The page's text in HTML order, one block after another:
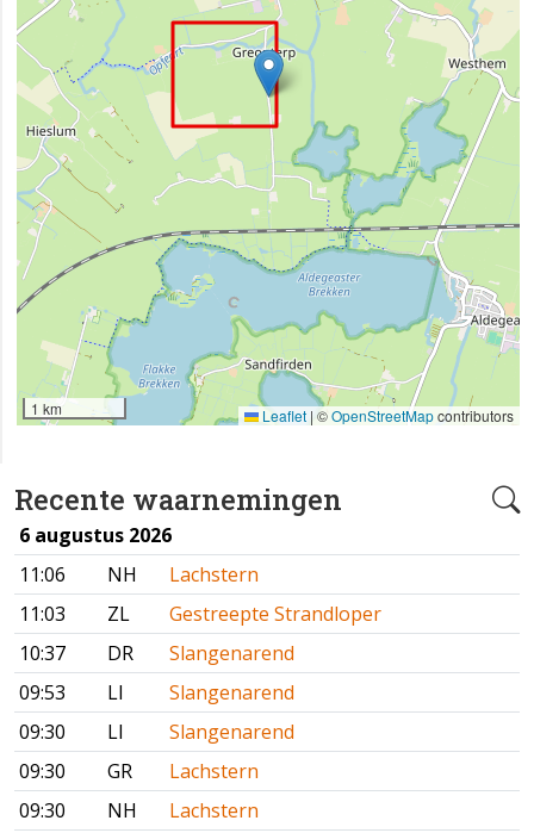
Recente waarnemingen
6 augustus 2026
11:06
NH
Lachstern
11:03
ZL
Gestreepte Strandloper
10:37
DR
Slangenarend
09:53
LI
Slangenarend
09:30
LI
Slangenarend
09:30
GR
Lachstern
09:30
NH
Lachstern
1 km Leaflet | ©OpenStreetMapcontributors